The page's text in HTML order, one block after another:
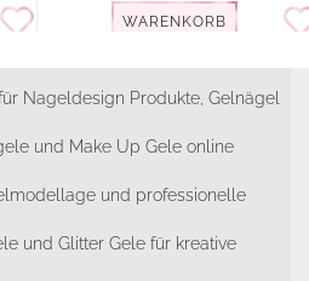
WARENKORB
Nageldesign Produkte, Gelnägel
und Make Up Gele online
und professionelle
und Glitter Gele für kreative